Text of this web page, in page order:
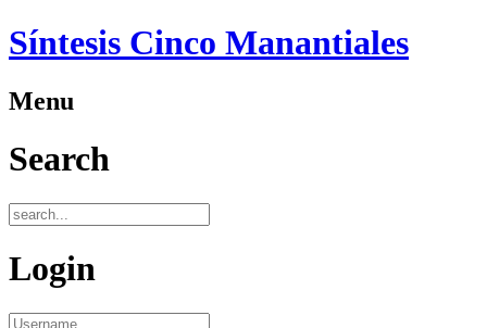
Síntesis Cinco Manantiales
Menu
Search
Login